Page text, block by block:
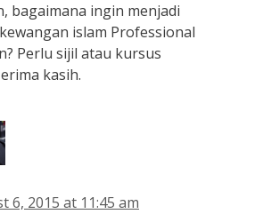
bagaimana ingin menjadi
islam Professional
Perlu sijil atau kursus
kasih.
6, 2015 at 11:45 am